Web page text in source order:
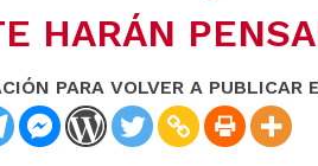
HARÁN
PARA VOLVER A PUBLICAR